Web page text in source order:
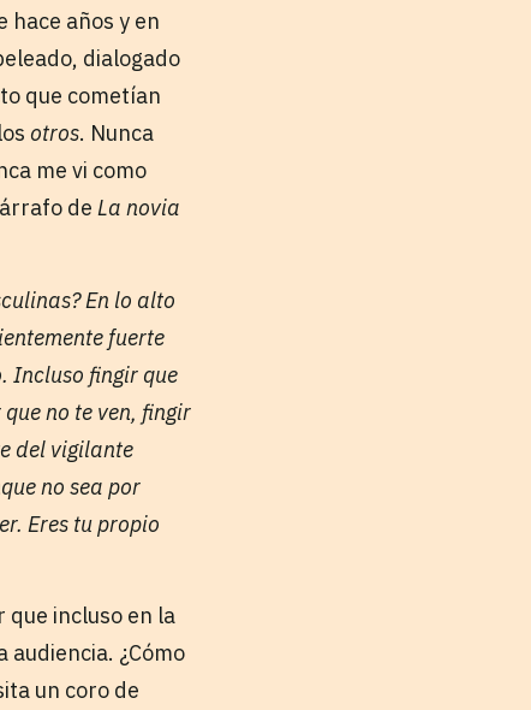
hace años y en
dialogado
que cometían
otros. Nunca
me vi como
de La novia
En lo alto
fuerte
Incluso fingir que
no te ven, fingir
del vigilante
no sea por
Eres tu propio
que incluso en la
¿Cómo
un coro de